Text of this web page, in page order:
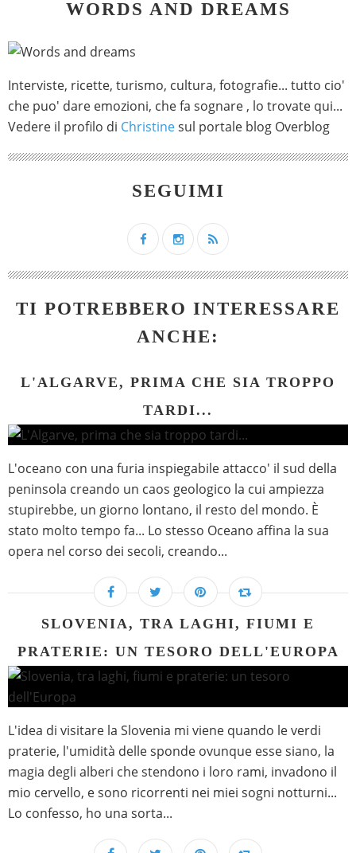
WORDS AND DREAMS
Interviste, ricette, turismo, cultura, fotografie... tutto cio'
che puo' dare emozioni, che fa sognare , lo trovate qui...
Vedere il profilo di Christinesul portale blog Overblog
SEGUIMI
TI POTREBBERO INTERESSARE
ANCHE:
L'ALGARVE, PRIMA CHE SIA TROPPO
TARDI...
L'oceano con una furia inspiegabile attacco' il sud della
peninsola creando un caos geologico la cui ampiezza
stupirebbe, un giorno lontano, il resto del mondo. È
stato molto tempo fa... Lo stesso Oceano affina la sua
opera nel corso dei secoli, creando...
SLOVENIA, TRA LAGHI, FIUMI E
PRATERIE: UN TESORO DELL'EUROPA
L'idea di visitare la Slovenia mi viene quando le verdi
praterie, l'umidità delle sponde ovunque esse siano, la
magia degli alberi che stendono i loro rami, invadono il
mio cervello, e sono ricorrenti nei miei sogni notturni...
Lo confesso, ho una sorta...